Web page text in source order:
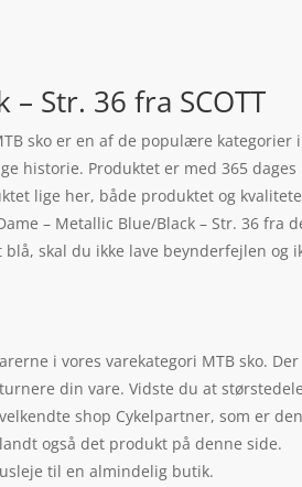
– Str. 36 fra SCOTT
sko er en af de populære kategorier i
historie. Produktet er med 365 dages
lige her, både produktet og
– Metallic Blue/Black – Str. 36 fra
skal du ikke lave beynderfejlen og
i vores varekategori MTB sko. Der
din vare. Vidste du at
shop Cykelpartner, som er den
også det produkt på denne side.
til en almindelig butik.